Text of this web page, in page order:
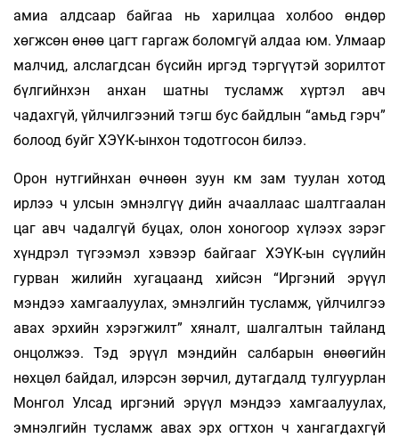
амиа алдсаар байгаа нь харилцаа холбоо өндөр
хөгжсөн өнөө цагт гаргаж боломгүй алдаа юм. Улмаар
малчид, алслагдсан бүсийн иргэд тэргүүтэй зорилтот
бүлгийнхэн анхан шатны тусламж хүртэл авч
чадахгүй, үйлчилгээний тэгш бус байдлын “амьд гэрч”
болоод буйг ХЭҮК-ынхон тодот­госон билээ.
Орон нутгийнхан өчнөөн зуун км зам туулан хотод
ирлээ ч улсын эмнэлгүү­ дийн ачааллаас шалтгаалан
цаг авч чадалгүй буцах, олон хоногоор хүлээх зэрэг
хүндрэл түгээмэл хэвээр байгааг ХЭҮК-ын сүүлийн
гурван жилийн хугацаанд хийсэн “Иргэний эрүүл
мэндээ хамгаалуулах, эмнэлгийн тусламж, үйлчилгээ
авах эрхийн хэрэгжилт” хяналт, шалгалтын тайланд
онцолжээ. Тэд эрүүл мэндийн салбарын өнөөгийн
нөхцөл байдал, илэрсэн зөрчил, дутагдалд тулгуурлан
Монгол Улсад иргэний эрүүл мэндээ хамгаалуулах,
эмнэлгийн тусламж авах эрх огтхон ч хангагдахгүй